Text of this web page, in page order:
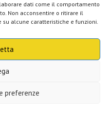
dati come il comportamento
Non acconsentire o ritirare il
alcune caratteristiche e funzioni.
preferenze
a terze parti.: Acconsento